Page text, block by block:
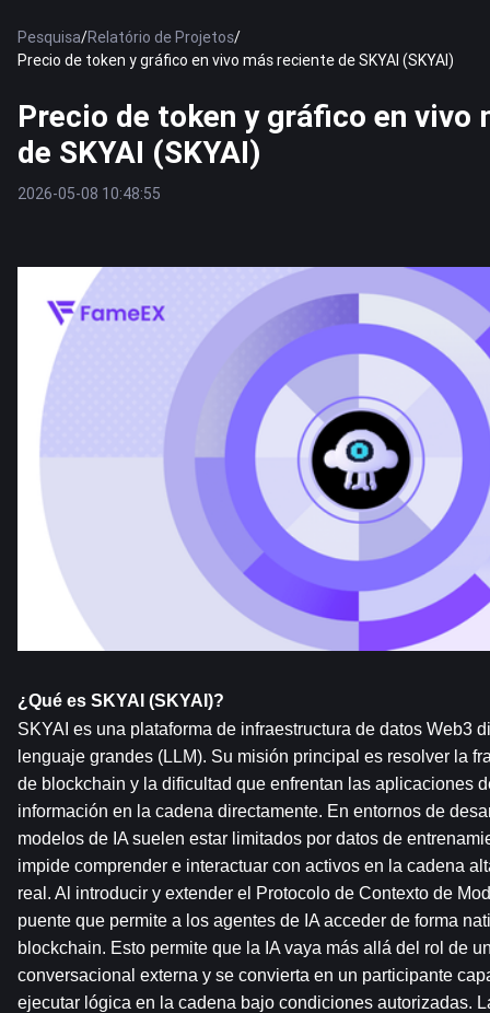
Pesquisa/Relatório de Projetos/
Precio de token y gráfico en vivo más reciente de SKYAI (SKYAI)
Precio de token y gráfico en vivo
de SKYAI (SKYAI)
2026-05-08 10:48:55
¿Qué es SKYAI (SKYAI)?
SKYAI es una plataforma de infraestructura de datos Web3
lenguaje grandes (LLM). Su misión principal es resolver la
de blockchain y la dificultad que enfrentan las aplicaciones
información en la cadena directamente. En entornos de
modelos de IA suelen estar limitados por datos de
impide comprender e interactuar con activos en la cadena
real. Al introducir y extender el Protocolo de Contexto de
puente que permite a los agentes de IA acceder de forma
blockchain. Esto permite que la IA vaya más allá del rol de
conversacional externa y se convierta en un participante
ejecutar lógica en la cadena bajo condiciones autorizadas.